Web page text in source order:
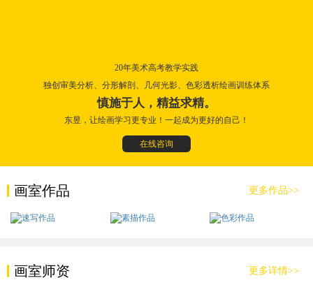
20年美术高考教学实践
独创审美分析、分形解剖、几何光影、色彩透析绘画训练体系
慎施于人，精益求精。
东昱，让绘画学习更专业！一起成为更好的自己！
在线咨询
画室作品 更多作品>>
画室师资 更多详情>>